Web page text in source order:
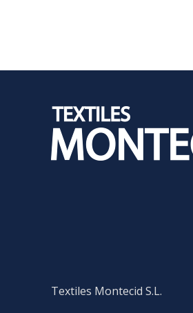
Textiles Montecid S.L.